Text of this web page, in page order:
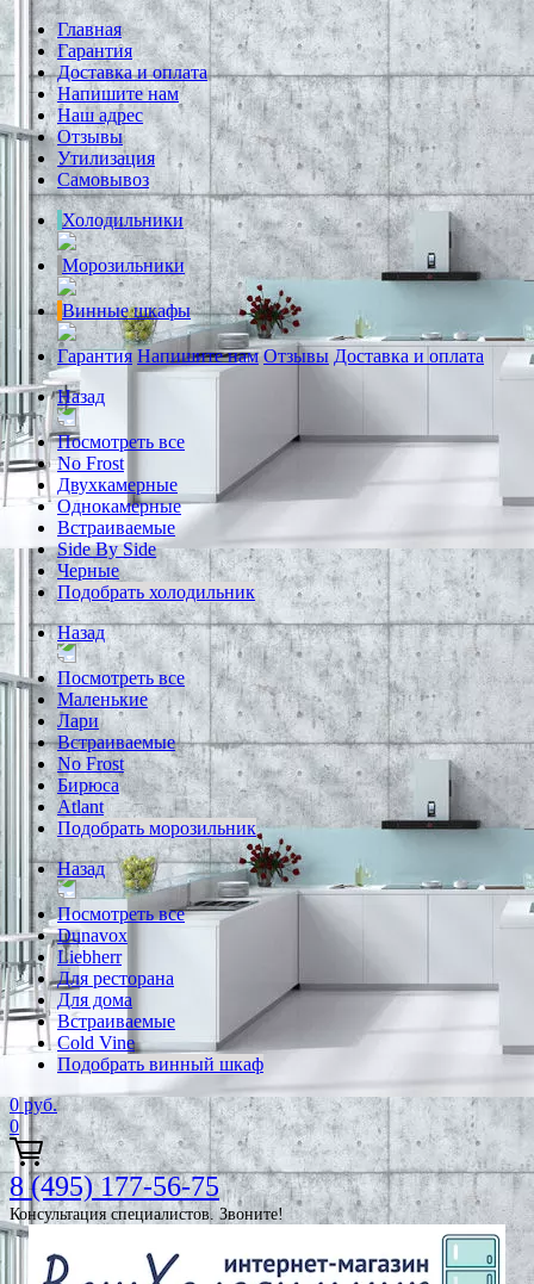
Главная
Гарантия
Доставка и оплата
Напишите нам
Наш адрес
Отзывы
Утилизация
Самовывоз
Холодильники
Морозильники
Винные шкафы
Гарантия Напишите нам Отзывы Доставка и оплата
Назад
Посмотреть все
No Frost
Двухкамерные
Однокамерные
Встраиваемые
Side By Side
Черные
Подобрать холодильник
Назад
Посмотреть все
Маленькие
Лари
Встраиваемые
No Frost
Бирюса
Atlant
Подобрать морозильник
Назад
Посмотреть все
Dunavox
Liebherr
Для ресторана
Для дома
Встраиваемые
Cold Vine
Подобрать винный шкаф
0 руб.
0
8 (495) 177-56-75
Консультация специалистов. Звоните!